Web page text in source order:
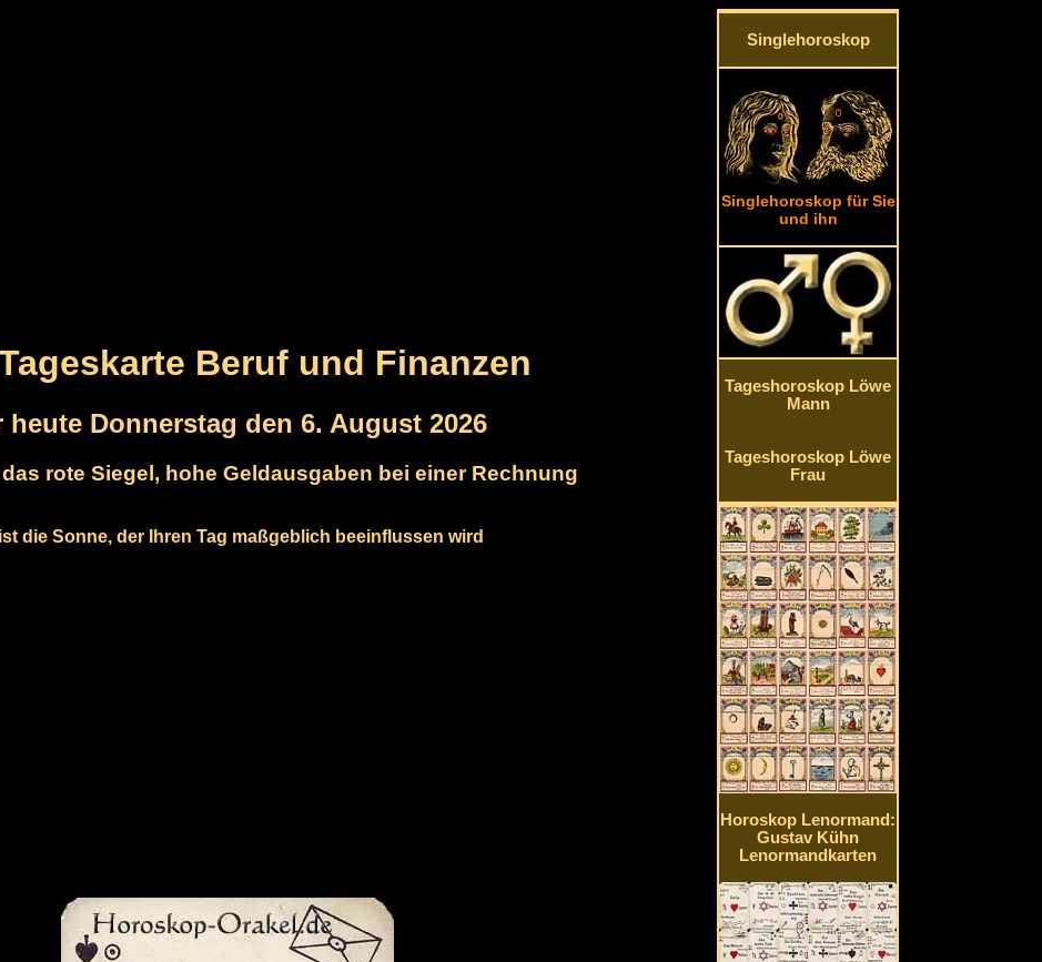
Beruf und Finanzen
heute Donnerstag den 6. August 2026
rote Siegel, hohe Geldausgaben bei einer Rechnung
die Sonne, der Ihren Tag maßgeblich beeinflussen wird
Singlehoroskop
Singlehoroskop für Sie
und ihn
Tageshoroskop Löwe
Mann
Tageshoroskop Löwe
Frau
Horoskop Lenormand:
Gustav Kühn
Lenormandkarten